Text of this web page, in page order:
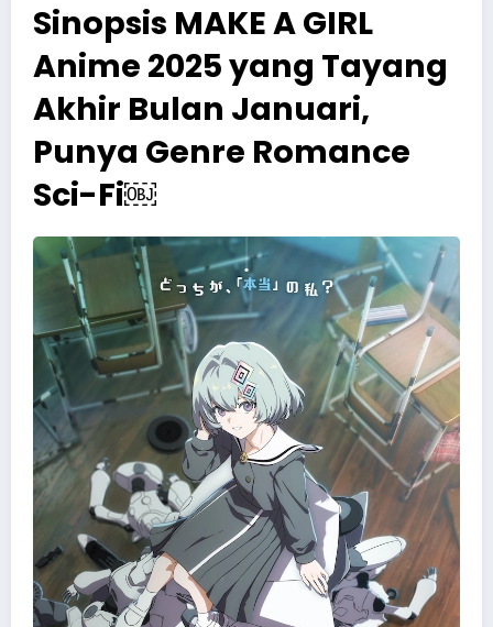
Sinopsis MAKE A GIRL
Anime 2025 yang Tayang
Akhir Bulan Januari,
Punya Genre Romance
Sci-Fi￼